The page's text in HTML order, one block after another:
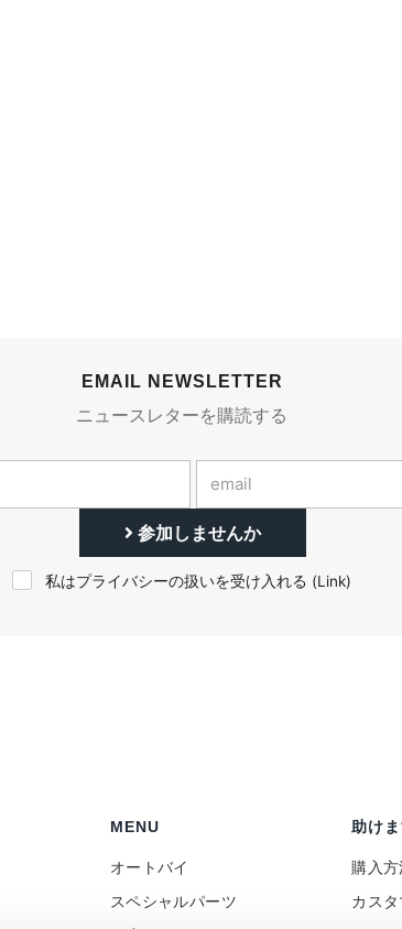
EMAIL NEWSLETTER
ニュースレターを購読する
参加しませんか
私はプライバシーの扱いを受け入れる (Link)
MENU
オートバイ
スペシャルパーツ
助け
購入方
カス